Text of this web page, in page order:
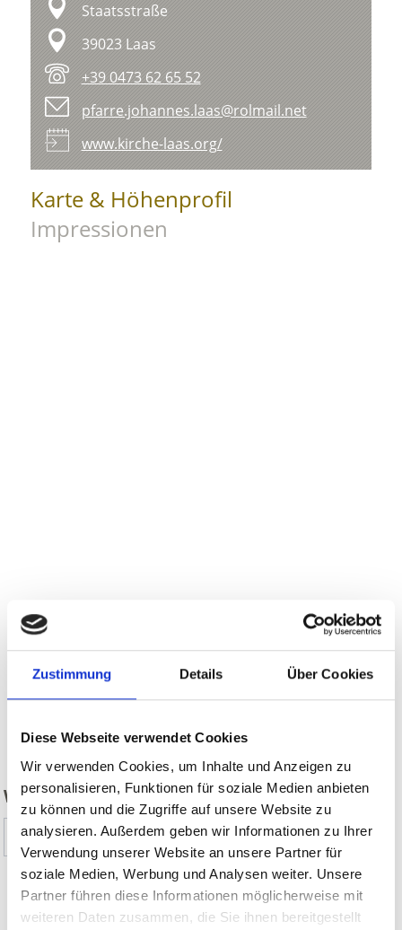
Zustimmung Details Über Cookies
Diese Webseite verwendet Cookies
Wir verwenden Cookies, um Inhalte und Anzeigen zu
personalisieren, Funktionen für soziale Medien anbieten
zu können und die Zugriffe auf unsere Website zu
analysieren. Außerdem geben wir Informationen zu Ihrer
Verwendung unserer Website an unsere Partner für
soziale Medien, Werbung und Analysen weiter. Unsere
Partner führen diese Informationen möglicherweise mit
weiteren Daten zusammen, die Sie ihnen bereitgestellt
Staatsstraße
39023 Laas
+39 0473 62 65 52
pfarre.johannes.laas@rolmail.net
www.kirche-laas.org/
Karte & Höhenprofil
Impressionen
zurück
WAR DER INHALT FÜR SIE HILFREICH?
Ja
Nein
WEITERE KIRCHEN & KLÖSTER IM